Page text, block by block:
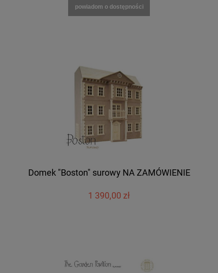
powiadom o dostępności
Domek "Boston" surowy NA ZAMÓWIENIE
1 390,00 zł